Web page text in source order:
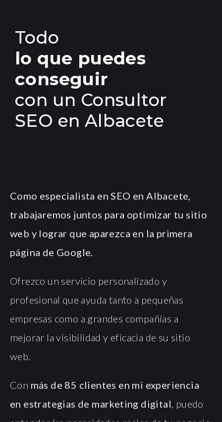
Todo
lo que puedes
conseguir
con un Consultor
SEO en Albacete
Como especialista en SEO en Albacete,
trabajaremos juntos para optimizar tu sitio
web y lograr que aparezca en la primera
página de Google.
Ofrezco un servicio personalizado y
profesional que ayuda tanto a pequeñas
empresas como a grandes compañías a
mejorar la visibilidad y eficacia de su sitio
web.
Con más de 85 clientes en mi experiencia
en estrategias de marketing digital, puedo